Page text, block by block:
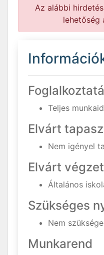
Az alábbi
lehetőség
Teljes
Elvárt
Nem igényel
Elvárt
Általános
Szükséges
Nem
Munkarend